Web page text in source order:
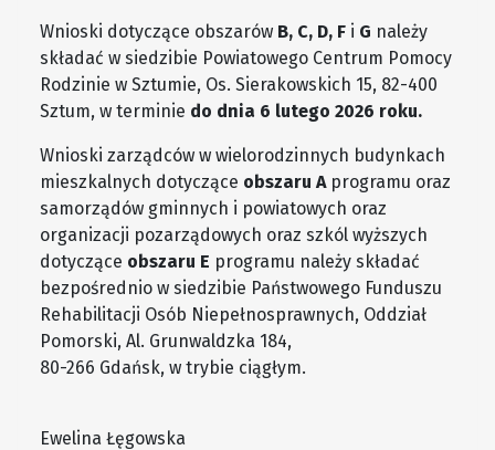
Wnioski dotyczące obszarów B, C, D, F i G należy
składać w siedzibie Powiatowego Centrum Pomocy
Rodzinie w Sztumie, Os. Sierakowskich 15, 82-400
Sztum, w terminie do dnia 6 lutego 2026 roku.
Wnioski zarządców w wielorodzinnych budynkach
mieszkalnych dotyczące obszaru Aprogramu oraz
samorządów gminnych i powiatowych oraz
organizacji pozarządowych oraz szkól wyższych
dotyczące obszaru E programu należy składać
bezpośrednio w siedzibie Państwowego Funduszu
Rehabilitacji Osób Niepełnosprawnych, Oddział
Pomorski, Al. Grunwaldzka 184,
80-266 Gdańsk, w trybie ciągłym.
Ewelina Łęgowska